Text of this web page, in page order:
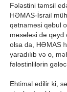
Fələstini təmsil
HƏMAS-İsrail
qətnaməsi qəbul
məsələsi də qeyd
olsa da, HƏMAS
yaradılıb və o,
fələstinlilərin
Ehtimal edilir ki,